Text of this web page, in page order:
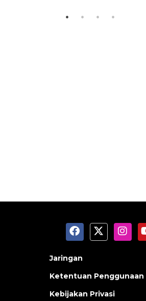
Jaringan
Ketentuan Penggunaan
Kebijakan Privasi